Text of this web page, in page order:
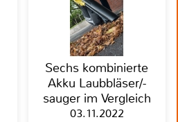
Sechs kombinierte
Akku Laubbläser/-
sauger im Vergleich
03.11.2022